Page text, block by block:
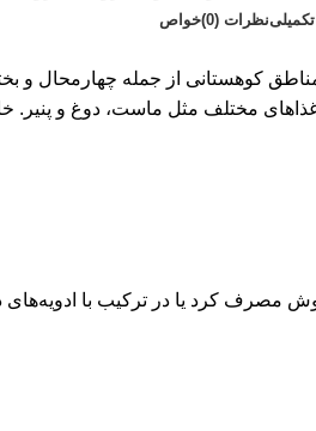
نظرات (0) خواص
کوهستانی از جمله چهارمحال و
غذاهای مختلف مثل ماست، دوغ و
کرد یا در ترکیب با ادویه‌های